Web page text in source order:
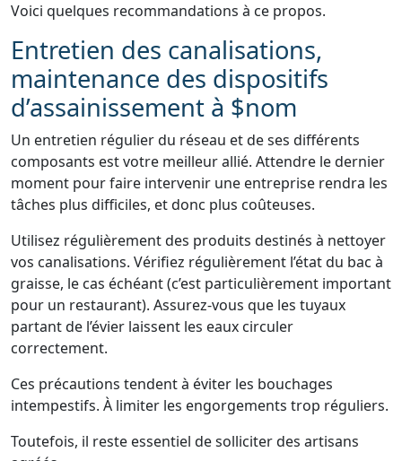
Voici quelques recommandations à ce propos.
Entretien des canalisations,
maintenance des dispositifs
d’assainissement à $nom
Un entretien régulier du réseau et de ses différents
composants est votre meilleur allié. Attendre le dernier
moment pour faire intervenir une entreprise rendra les
tâches plus difficiles, et donc plus coûteuses.
Utilisez régulièrement des produits destinés à nettoyer
vos canalisations. Vérifiez régulièrement l’état du bac à
graisse, le cas échéant (c’est particulièrement important
pour un restaurant). Assurez-vous que les tuyaux
partant de l’évier laissent les eaux circuler
correctement.
Ces précautions tendent à éviter les bouchages
intempestifs. À limiter les engorgements trop réguliers.
Toutefois, il reste essentiel de solliciter des artisans